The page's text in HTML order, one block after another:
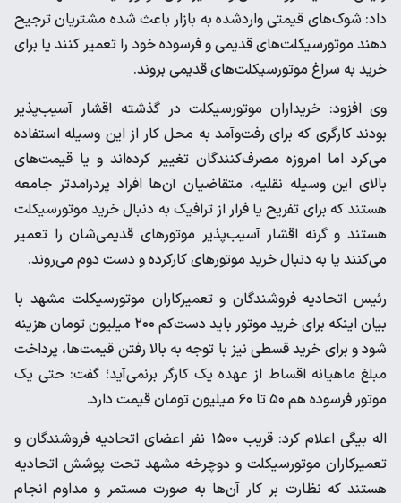
داد: شوک‌های قیمتی واردشده به بازار باعث شده مشتریان ترجیح
دهند موتورسیکلت‌های قدیمی و فرسوده خود را تعمیر کنند یا برای
خرید به سراغ موتورسیکلت‌های قدیمی بروند.
وی افزود: خریداران موتورسیکلت در گذشته اقشار آسیب‌پذیر
بودند کارگری که برای رفت‌وآمد به محل کار از این وسیله استفاده
می‌کرد اما امروزه مصرف‌کنندگان تغییر کرده‌اند و یا قیمت‌های
بالای این وسیله نقلیه، متقاضیان آن‌ها افراد پردرآمدتر جامعه
هستند که برای تفریح یا فرار از ترافیک به دنبال خرید موتورسیکلت
هستند و گرنه اقشار آسیب‌پذیر موتورهای قدیمی‌شان را تعمیر
می‌کنند یا به دنبال خرید موتورهای کارکرده و دست دوم می‌روند.
رئیس اتحادیه فروشندگان و تعمیرکاران موتورسیکلت مشهد با
بیان اینکه برای خرید موتور باید دست‌کم ۲۰۰ میلیون تومان هزینه
شود و برای خرید قسطی نیز با توجه به بالا رفتن قیمت‌ها، پرداخت
مبلغ ماهیانه اقساط از عهده یک کارگر برنمی‌آید؛ گفت: حتی یک
موتور فرسوده هم ۵۰ تا ۶۰ میلیون تومان قیمت دارد.
اله بیگی اعلام کرد: قریب ۱۵۰۰ نفر اعضای اتحادیه فروشندگان و
تعمیرکاران موتورسیکلت و دوچرخه مشهد تحت پوشش اتحادیه
هستند که نظارت بر کار آن‌ها به صورت مستمر و مداوم انجام